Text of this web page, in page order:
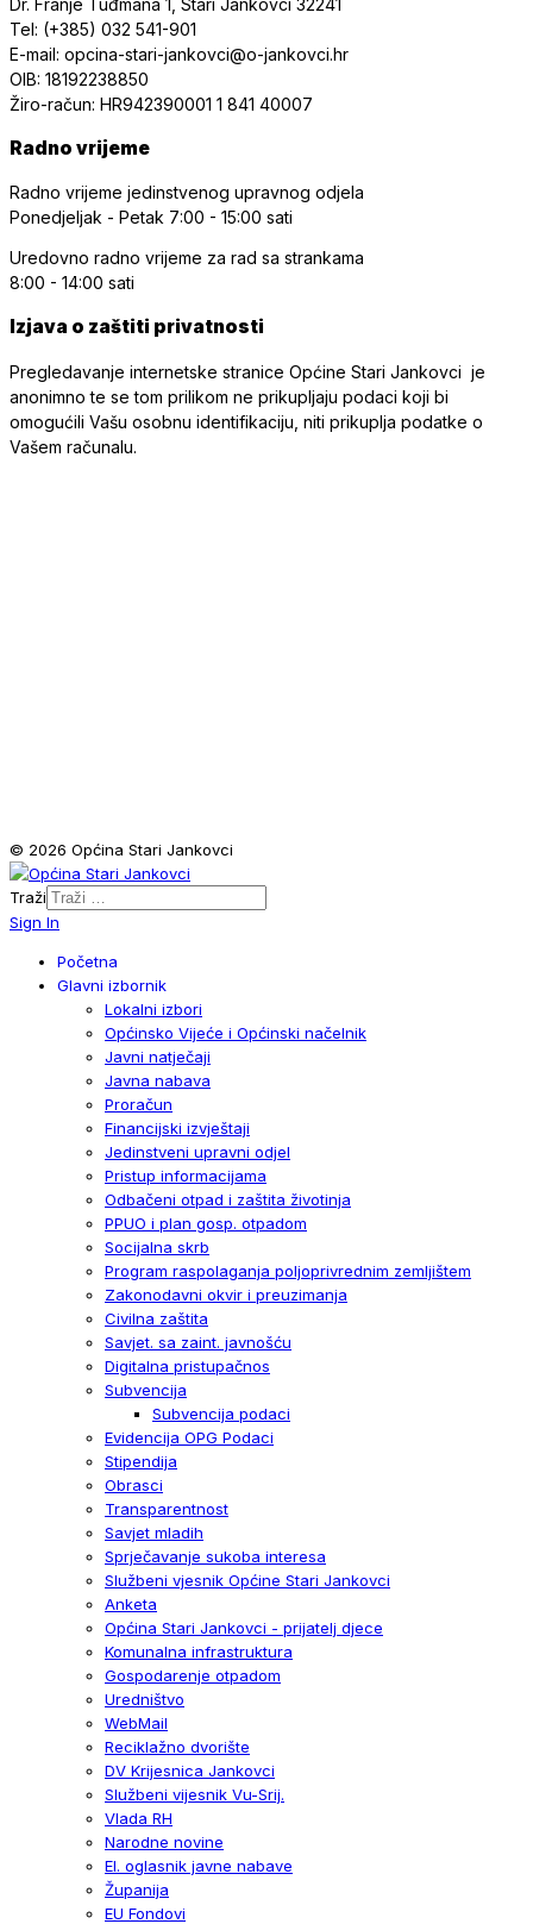
Tel: (+385) 032 541-901
E-mail: opcina-stari-jankovci@o-jankovci.hr
OIB: 18192238850
Žiro-račun: HR942390001 1 841 40007
Radno vrijeme
Radno vrijeme jedinstvenog upravnog odjela
Ponedjeljak - Petak 7:00 - 15:00 sati
Uredovno radno vrijeme za rad sa strankama
8:00 - 14:00 sati
Izjava o zaštiti privatnosti
Pregledavanje internetske stranice Općine Stari Jankovci je
anonimno te se tom prilikom ne prikupljaju podaci koji bi
omogućili Vašu osobnu identifikaciju, niti prikuplja podatke o
Vašem računalu.
© 2026 Općina Stari Jankovci
Traži
Sign In
Početna
Glavni izbornik
Lokalni izbori
Općinsko Vijeće i Općinski načelnik
Javni natječaji
Javna nabava
Proračun
Financijski izvještaji
Jedinstveni upravni odjel
Pristup informacijama
Odbačeni otpad i zaštita životinja
PPUO i plan gosp. otpadom
Socijalna skrb
Program raspolaganja poljoprivrednim zemljištem
Zakonodavni okvir i preuzimanja
Civilna zaštita
Savjet. sa zaint. javnošću
Digitalna pristupačnos
Subvencija
Subvencija podaci
Evidencija OPG Podaci
Stipendija
Obrasci
Transparentnost
Savjet mladih
Sprječavanje sukoba interesa
Službeni vjesnik Općine Stari Jankovci
Anketa
Općina Stari Jankovci - prijatelj djece
Komunalna infrastruktura
Gospodarenje otpadom
Uredništvo
WebMail
Reciklažno dvorište
DV Krijesnica Jankovci
Službeni vijesnik Vu-Srij.
Vlada RH
Narodne novine
El. oglasnik javne nabave
Županija
EU Fondovi